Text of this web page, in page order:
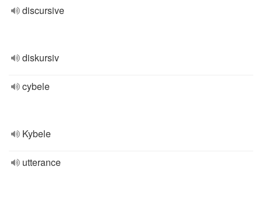
discursive
diskursiv
cybele
Kybele
utterance